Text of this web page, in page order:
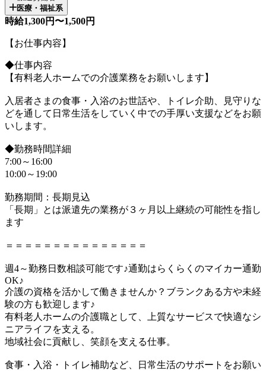
医療・福祉系
時給1,300円〜1,500円
【お仕事内容】
◆仕事内容
【有料老人ホームでの介護業務をお願いします】
入居者さまの食事・入浴のお世話や、トイレ介助、見守りな
どを通して日常生活をしていく中での手厚い支援などをお願
いします。
◆勤務時間詳細
7:00～16:00
10:00～19:00
勤務期間：長期見込
「長期」とは派遣先の業務が３ヶ月以上継続の可能性を指し
ます
＝＝＝＝＝＝＝＝＝＝＝＝＝＝＝
週4～勤務日数相談可能です♪通勤はらくらくのマイカー通勤
OK♪
介護の資格を活かして働きませんか？ブランクある方や未経
験の方も歓迎します♪
有料老人ホームの介護職として、上質なサービスで快適なシ
ニアライフを支える。
地域社会に貢献し、笑顔を支える仕事。
食事・入浴・トイレ補助など、日常生活のサポートをお願い